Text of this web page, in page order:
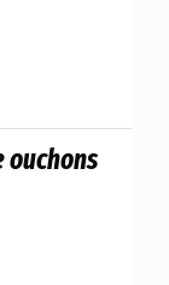
ouchons